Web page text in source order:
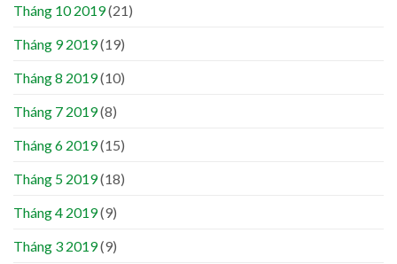
Tháng 10 2019(21)
Tháng 9 2019(19)
Tháng 8 2019(10)
Tháng 7 2019(8)
Tháng 6 2019(15)
Tháng 5 2019(18)
Tháng 4 2019(9)
Tháng 3 2019(9)